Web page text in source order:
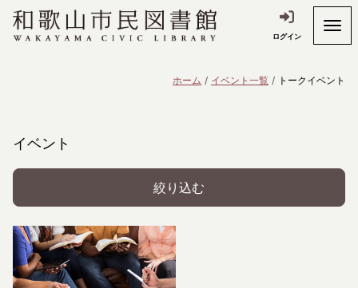
ログイン
ホーム イベント一覧 トークイベント
イベント
絞り込む